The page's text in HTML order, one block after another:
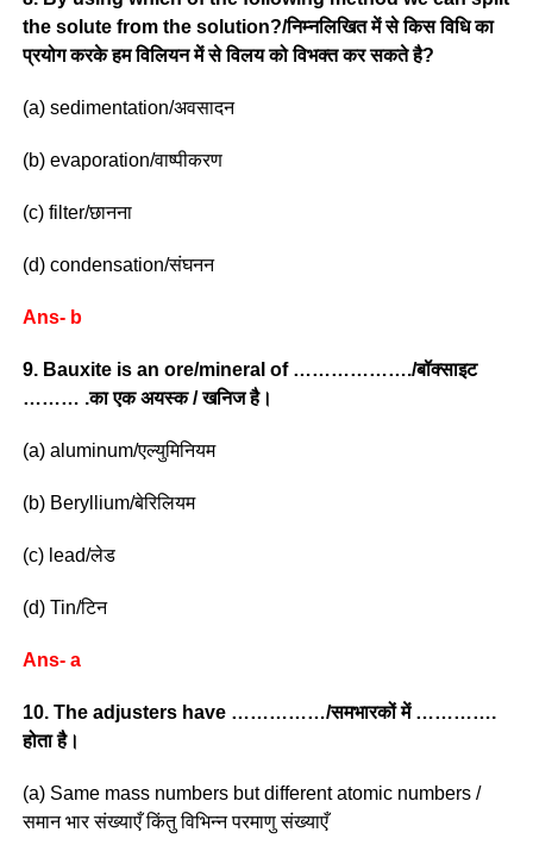
the solute from the solution?/निम्नलिखित में से किस विधि का
प्रयोग करके हम विलियन में से विलय को विभक्त कर सकते है?
(a) sedimentation/अवसादन
(b) evaporation/वाष्पीकरण
(c) filter/छानना
(d) condensation/संघनन
Ans- b
9. Bauxite is an ore/mineral of ………………./बॉक्साइट
……… .का एक अयस्क / खनिज है।
(a) aluminum/एल्युमिनियम
(b) Beryllium/बेरिलियम
(c) lead/लेड
(d) Tin/टिन
Ans- a
10. The adjusters have ……………/समभारकों में ………….
होता है।
(a) Same mass numbers but different atomic numbers /
समान भार संख्याएँ किंतु विभिन्न परमाणु संख्याएँ